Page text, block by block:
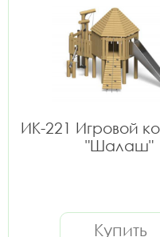
ИК-221 Игровой
"Шалаш"
Купить